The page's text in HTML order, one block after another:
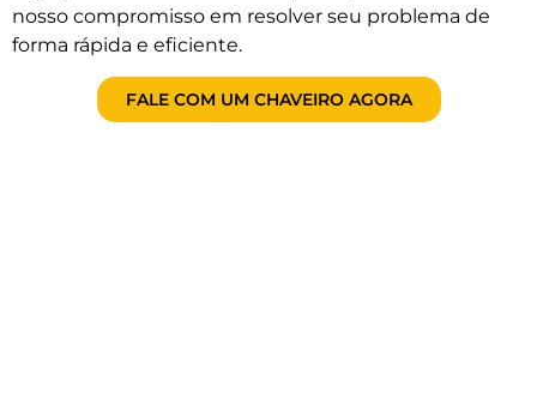
nosso compromisso em resolver seu problema de
forma rápida e eficiente.
FALE COM UM CHAVEIRO AGORA